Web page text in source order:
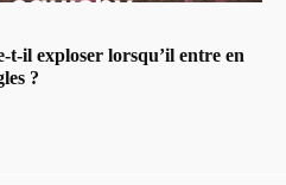
t-il exploser lorsqu’il entre en
?